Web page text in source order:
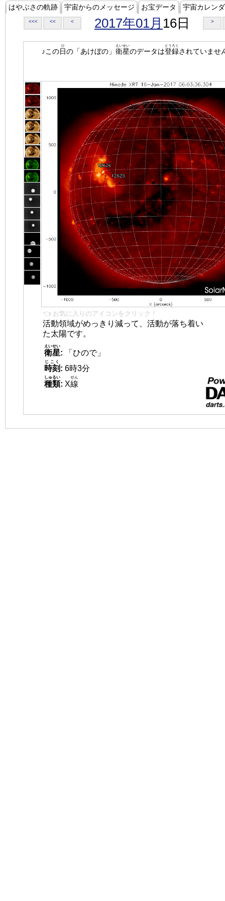
はやぶさの軌跡 宇宙からのメッセージ お宝データ 宇宙カレン
<<< << < 2017年01月 16日 >
♪この日
ひ
の「あけぼの」 衛星
えいせい
のデータは登録
とうろく
されていませ
👈 お気に入りのアイコンをクリック！
活動領域がめっきり減って、活動が落ち着い
た太陽です。
衛星
えいせい
:
「ひので」
時刻
じこく
: 6時3分
種類
しゅるい
: X線
せん